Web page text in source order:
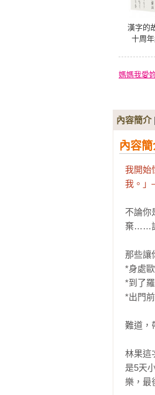
漢字的
十周年
媽媽我愛
內容簡介|
內容
我開始
我。
不論你
棄……
那些讓
*身處
*到了
*出門
難道，
林果這
是5天
樂，最